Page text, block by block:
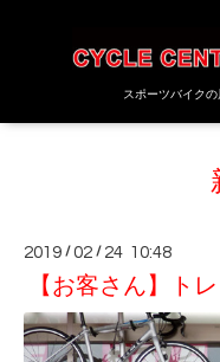
スポーツバイク
2019 /02 / 24 10:48
【お客さん】ト